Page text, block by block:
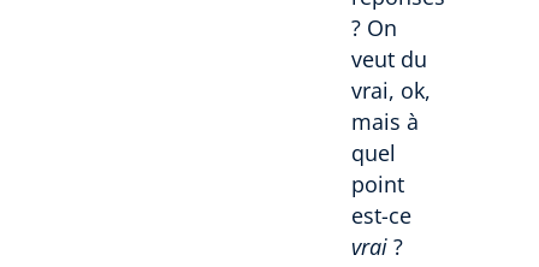
? On
veut du
vrai, ok,
mais à
quel
point
est-ce
vrai ?